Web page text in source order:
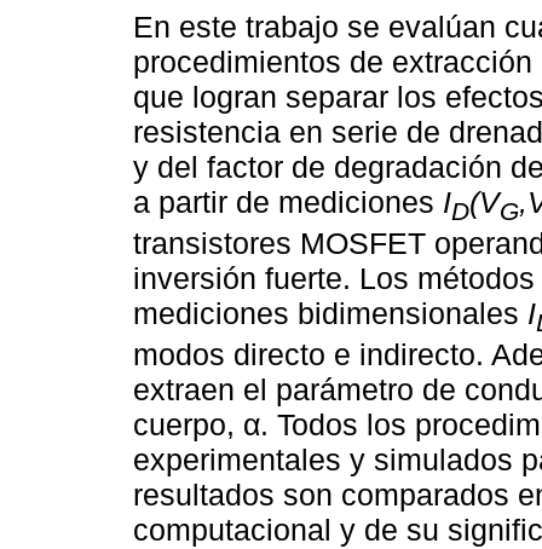
En este trabajo se evalúan
procedimientos de
que logran separar los
resistencia en serie de
y del factor de degradación
a partir de mediciones ID(VG
transistores MOSFET
inversión fuerte. Los
mediciones bidimensionales I
modos directo e indirecto.
extraen el parámetro de
cuerpo, α. Todos los
experimentales y simulados
resultados son comparados
computacional y de su